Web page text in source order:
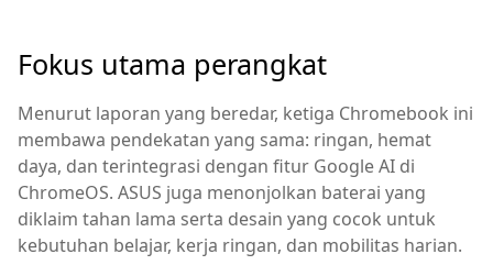
Fokus utama perangkat
Menurut laporan yang beredar, ketiga Chromebook ini
membawa pendekatan yang sama: ringan, hemat
daya, dan terintegrasi dengan fitur Google AI di
ChromeOS. ASUS juga menonjolkan baterai yang
diklaim tahan lama serta desain yang cocok untuk
kebutuhan belajar, kerja ringan, dan mobilitas harian.